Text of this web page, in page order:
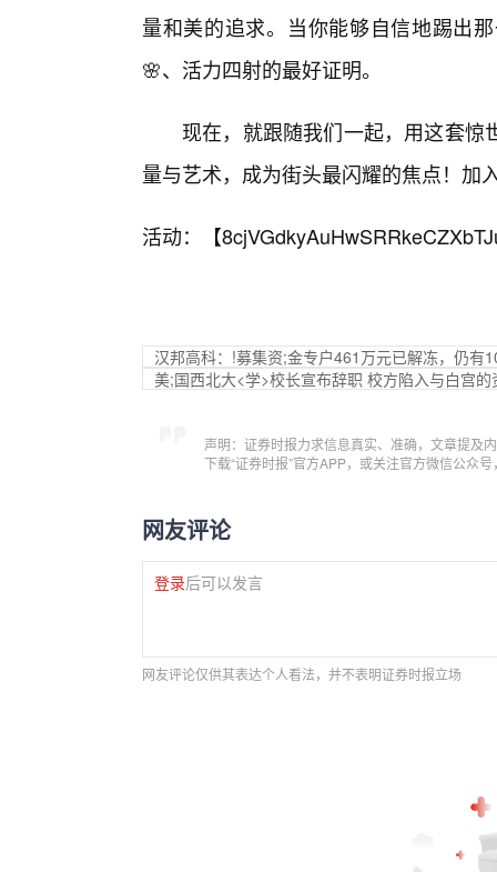
量和美的追求。当你能够自信地踢出
🌸、活力四射的最好证明。
现在，就跟随我们一起，用这套惊
量与艺术，成为街头最闪耀的焦点！加
活动：【
汉邦高科：!募集资;金专户461万元已解冻，仍有
美;国西北大<学>校长宣布辞职 校方陷入与白宫的
声明：证券时报力求信息真实、准确，文章提及
下载“证券时报”官方APP，或关注官方微信公众
网友评论
登录后可以发言
网友评论仅供其表达个人看法，并不表明证券时报立场